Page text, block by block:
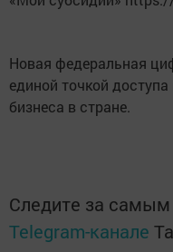
Новая федеральная
единой точкой
бизнеса в стране.
Следите за
Telegram-канале